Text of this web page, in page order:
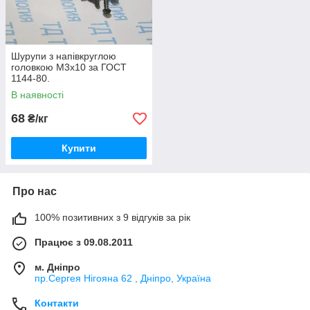
Шурупи з напівкруглою
головкою М3х10 за ГОСТ
1144-80.
В наявності
68 ₴/кг
Купити
Про нас
100% позитивних з 9 відгуків за рік
Працює з 09.08.2011
м. Дніпро
пр.Сергея Нігояна 62 , Дніпро, Україна
Контакти